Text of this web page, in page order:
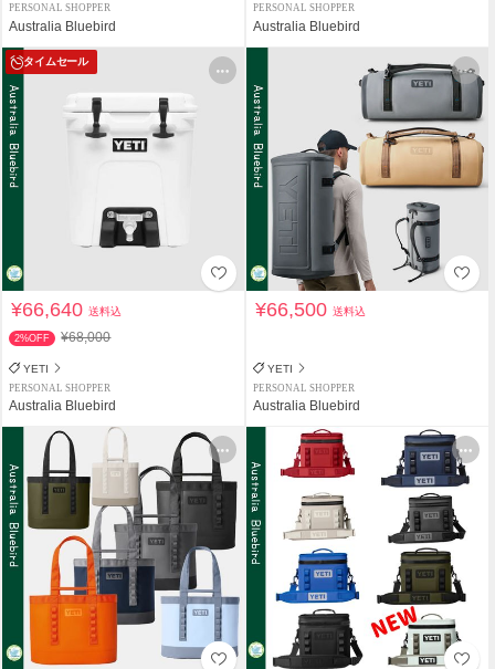
PERSONAL SHOPPER
Australia Bluebird
PERSONAL SHOPPER
Australia Bluebird
タイムセール
¥66,640送料込
2%OFF ¥68,000
YETI
PERSONAL SHOPPER
Australia Bluebird
¥66,500送料込
YETI
PERSONAL SHOPPER
Australia Bluebird